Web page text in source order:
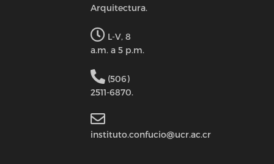
Arquitectura.
L-V, 8
a.m. a 5 p.m.
(506)
2511-6870.
instituto.confucio@ucr.ac.cr